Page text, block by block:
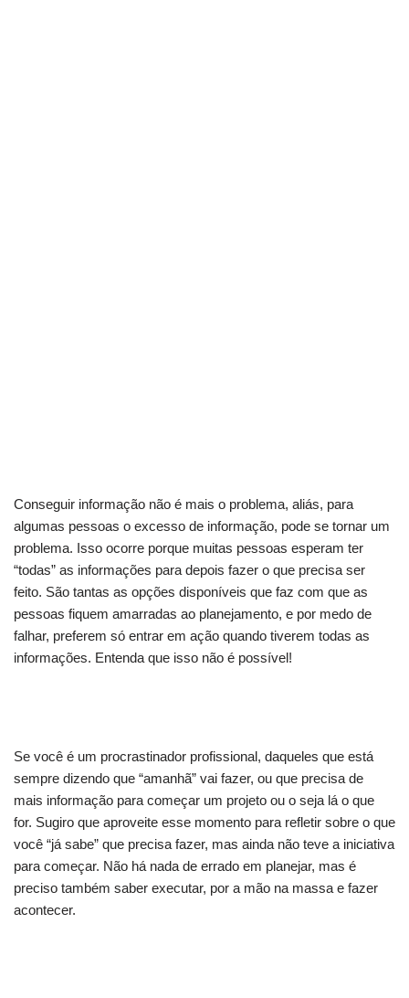
Conseguir informação não é mais o problema, aliás, para
algumas pessoas o excesso de informação, pode se tornar um
problema. Isso ocorre porque muitas pessoas esperam ter
“todas” as informações para depois fazer o que precisa ser
feito. São tantas as opções disponíveis que faz com que as
pessoas fiquem amarradas ao planejamento, e por medo de
falhar, preferem só entrar em ação quando tiverem todas as
informações. Entenda que isso não é possível!
Se você é um procrastinador profissional, daqueles que está
sempre dizendo que “amanhã” vai fazer, ou que precisa de
mais informação para começar um projeto ou o seja lá o que
for. Sugiro que aproveite esse momento para refletir sobre o que
você “já sabe” que precisa fazer, mas ainda não teve a iniciativa
para começar. Não há nada de errado em planejar, mas é
preciso também saber executar, por a mão na massa e fazer
acontecer.